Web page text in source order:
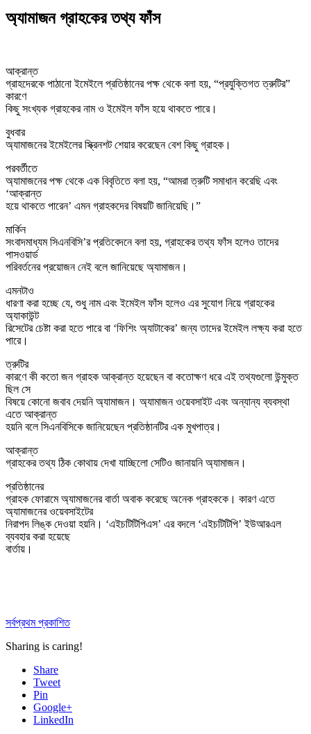
অ্যামাজন গ্রাহকের তথ্য ফাঁস
আক্রান্ত
গ্রাহদেরকে পাঠানো ইমেইলে প্রতিষ্ঠানের পক্ষ থেকে বলা হয়, “প্রযুক্তিগত ত্রুটির”
কারণে
কিছু সংখ্যক গ্রাহকের নাম ও ইমেইল ফাঁস হয়ে থাকতে পারে।
বুধবার
অ্যামাজনের ইমেইলের স্ক্রিনশট শেয়ার করেছেন বেশ কিছু গ্রাহক।
পরবর্তীতে
অ্যামাজনের পক্ষ থেকে এক বিবৃতিতে বলা হয়, “আমরা ত্রুটি সমাধান করেছি এবং
‘আক্রান্ত
হয়ে থাকতে পারেন’ এমন গ্রাহকদের বিষয়টি জানিয়েছি।”
মার্কিন
সংবাদমাধ্যম সিএনবিসি’র প্রতিবেদনে বলা হয়, গ্রাহকের তথ্য ফাঁস হলেও তাদের
পাসওয়ার্ড
পরিবর্তনের প্রয়োজন নেই বলে জানিয়েছে অ্যামাজন।
এমনটাও
ধারণা করা হচ্ছে যে, শুধু নাম এবং ইমেইল ফাঁস হলেও এর সুযোগ নিয়ে গ্রাহকের
অ্যাকাউন্ট
রিসেটের চেষ্টা করা হতে পারে বা ‘ফিশিং অ্যাটাকের’ জন্য তাদের ইমেইল লক্ষ্য করা হতে
পারে।
ত্রুটির
কারণে কী কতো জন গ্রাহক আক্রান্ত হয়েছেন বা কতোক্ষণ ধরে এই তথ্যগুলো উন্মুক্ত
ছিল সে
বিষয়ে কোনো জবাব দেয়নি অ্যামাজন। অ্যামাজন ওয়েবসাইট এবং অন্যান্য ব্যবস্থা
এতে আক্রান্ত
হয়নি বলে সিএনবিসিকে জানিয়েছেন প্রতিষ্ঠানটির এক মুখপাত্র।
আক্রান্ত
গ্রাহকের তথ্য ঠিক কোথায় দেখা যাচ্ছিলো সেটিও জানায়নি অ্যামাজন।
প্রতিষ্ঠানের
গ্রাহক ফোরামে অ্যামাজনের বার্তা অবাক করেছে অনেক গ্রাহককে। কারণ এতে
অ্যামাজনের ওয়েবসাইটের
নিরাপদ লিঙ্ক দেওয়া হয়নি। ‘এইচটিটিপিএস’ এর বদলে ‘এইচটিটিপি’ ইউআরএল
ব্যবহার করা হয়েছে
বার্তায়।
সর্বপ্রথম প্রকাশিত
Sharing is caring!
Share
Tweet
Pin
Google+
LinkedIn